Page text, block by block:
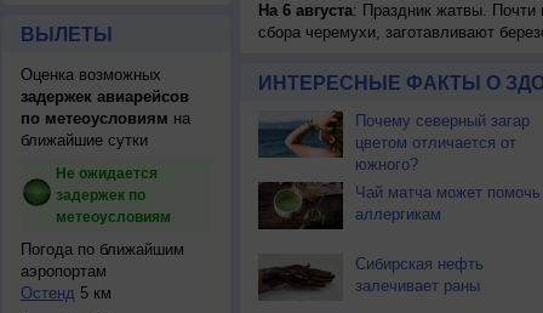
ВЫЛЕТЫ
Оценка возможных
задержек авиарейсов
по метеоусловиям на
ближайшие сутки
Не ожидается
задержек по
метеоусловиям
Погода по ближайшим
аэропортам
Остенд 5 км
На 6 августа: Праздник жатвы. Почти
сбора черемухи, заготавливают
ИНТЕРЕСНЫЕ ФАКТЫ О
Почему северный загар
цветом отличается от
южного?
Чай матча может помочь
аллергикам
Сибирская нефть
залечивает раны